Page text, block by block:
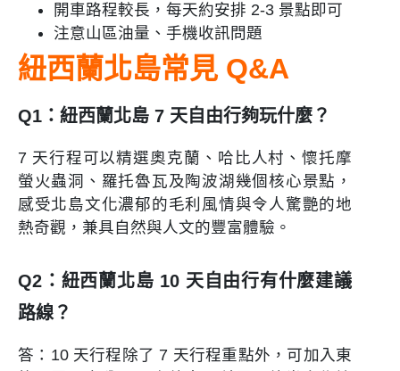
開車路程較長，每天約安排 2-3 景點即可
注意山區油量、手機收訊問題
紐西蘭北島常見 Q&A
Q1：紐西蘭北島 7 天自由行夠玩什麼？
7 天行程可以精選奧克蘭、哈比人村、懷托摩
螢火蟲洞、羅托魯瓦及陶波湖幾個核心景點，
感受北島文化濃郁的毛利風情與令人驚艷的地
熱奇觀，兼具自然與人文的豐富體驗。
Q2：紐西蘭北島 10 天自由行有什麼建議
路線？
答：10 天行程除了 7 天行程重點外，可加入東